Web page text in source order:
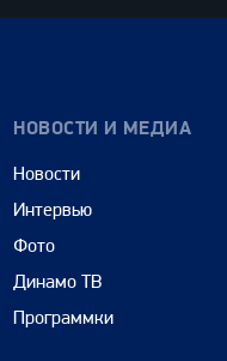
НОВОСТИ И МЕДИА
Новости
Интервью
Фото
Динамо ТВ
Программки